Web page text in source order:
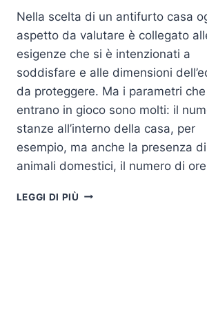
Nella scelta di un antifurto casa
aspetto da valutare è collegato
esigenze che si è intenzionati a
soddisfare e alle dimensioni
da proteggere. Ma i parametri che
entrano in gioco sono molti: il
stanze all’interno della casa, per
esempio, ma anche la presenza di
animali domestici, il numero di
LEGGI DI PIÙ COME